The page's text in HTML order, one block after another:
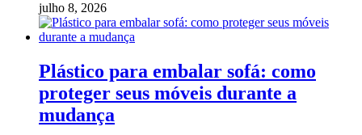
julho 8, 2026
Plástico para embalar sofá: como
proteger seus móveis durante a
mudança